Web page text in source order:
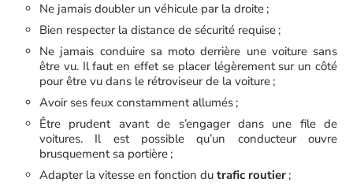
Ne jamais doubler un véhicule par la droite ;
Bien respecter la distance de sécurité requise ;
Ne jamais conduire sa moto derrière une voiture sans
être vu. Il faut en effet se placer légèrement sur un côté
pour être vu dans le rétroviseur de la voiture ;
Avoir ses feux constamment allumés ;
Être prudent avant de s’engager dans une file de
voitures. Il est possible qu’un conducteur ouvre
brusquement sa portière ;
Adapter la vitesse en fonction du trafic routier ;